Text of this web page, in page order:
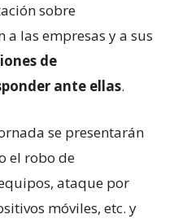
sobre
las empresas y a sus
de
ante ellas.
se presentarán
el robo de
ataque por
móviles, etc. y